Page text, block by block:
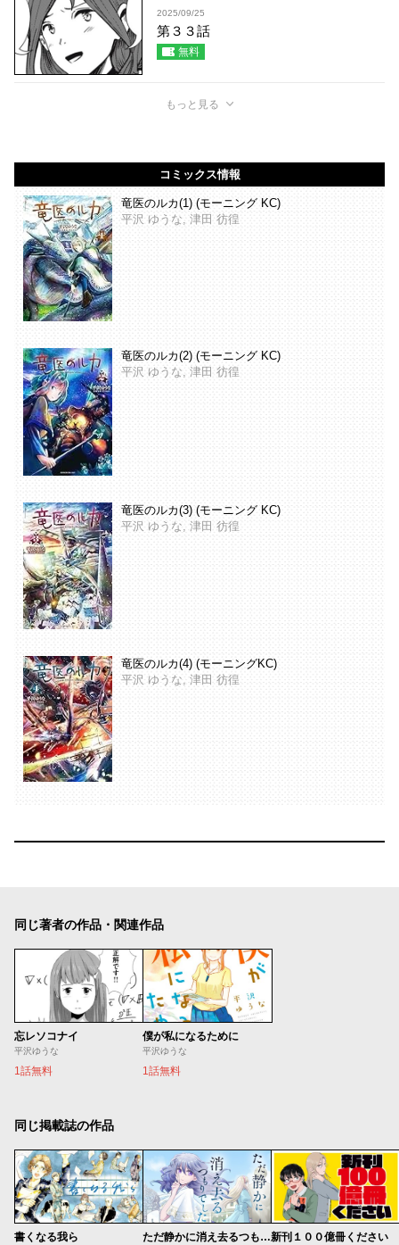
2025/09/25
第３３話
無料
もっと見る
コミックス情報
竜医のルカ(1) (モーニング KC)
平沢 ゆうな, 津田 彷徨
竜医のルカ(2) (モーニング KC)
平沢 ゆうな, 津田 彷徨
竜医のルカ(3) (モーニング KC)
平沢 ゆうな, 津田 彷徨
竜医のルカ(4) (モーニングKC)
平沢 ゆうな, 津田 彷徨
同じ著者の作品・関連作品
忘レソコナイ
平沢ゆうな
1話無料
僕が私になるために
平沢ゆうな
1話無料
同じ掲載誌の作品
書くなる我ら ただ静かに消え去るつもりでした新刊１００億冊ください